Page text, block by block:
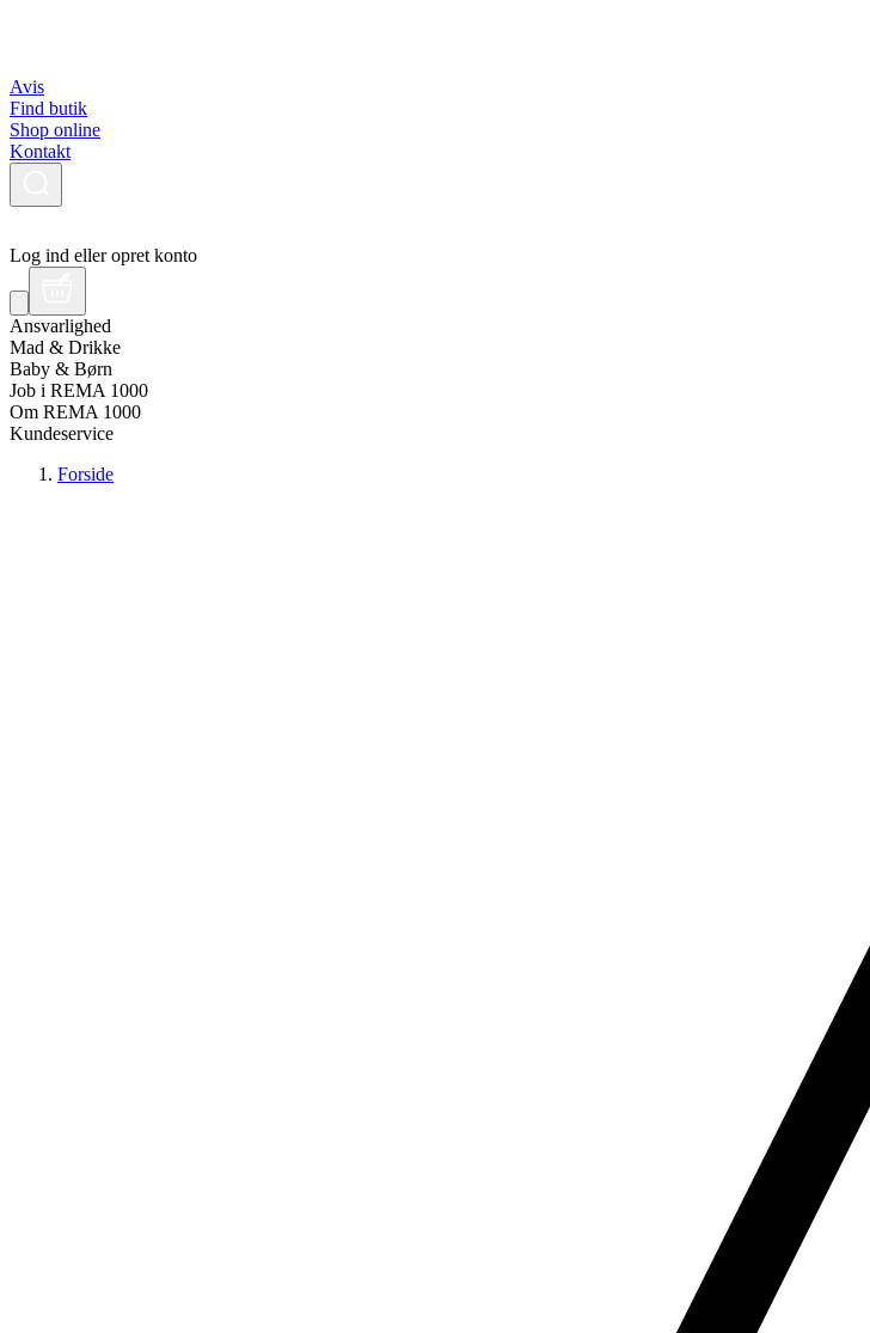
Avis
Find butik
Shop online
Kontakt
Log ind eller opret konto
Ansvarlighed
Mad & Drikke
Baby & Børn
Job i REMA 1000
Om REMA 1000
Kundeservice
Forside